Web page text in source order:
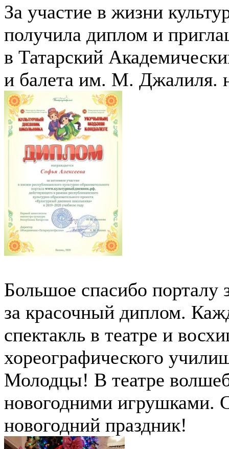
За участие в жизни
получила диплом и
в Татарский
и балета им. М. Джалиля.
Большое спасибо порталу
за красочный диплом.
спектакль в театре и
хореографического
Молодцы! В театре
новогодними игрушками.
новогодний праздник!